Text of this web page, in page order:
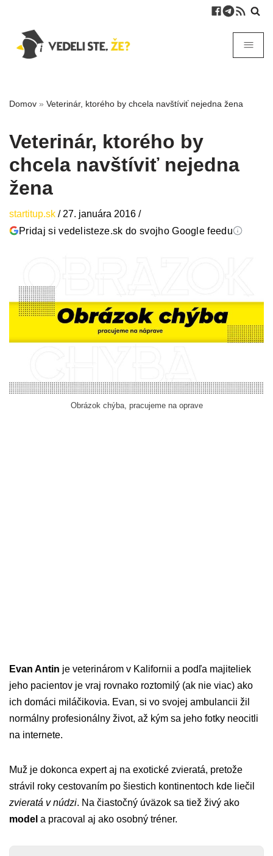
Domov » Veterinár, ktorého by chcela navštíviť nejedna žena
Veterinár, ktorého by
chcela navštíviť nejedna
žena
startitup.sk / 27. januára 2016 /
Pridaj si vedelisteze.sk do svojho Google feedu
Obrázok chýba, pracujeme na oprave
Evan Antin je veterinárom v Kalifornii a podľa majiteliek
jeho pacientov je vraj rovnako roztomilý (ak nie viac) ako
ich domáci miláčikovia. Evan, si vo svojej ambulancii žil
normálny profesionálny život, až kým sa jeho fotky neocitli
na internete.
Muž je dokonca expert aj na exotické zvieratá, pretože
strávil roky cestovaním po šiestich kontinentoch kde liečil
zvieratá v núdzi. Na čiastočný úväzok sa tiež živý ako
model a pracoval aj ako osobný tréner.